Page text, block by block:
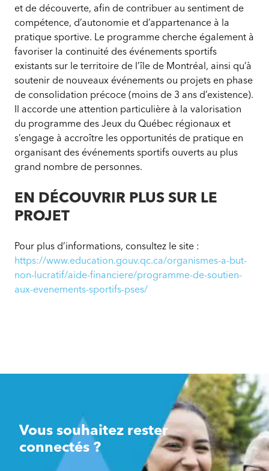
et de découverte, afin de contribuer au sentiment de
compétence, d’autonomie et d’appartenance à la
pratique sportive. Le programme cherche également à
favoriser la continuité des événements sportifs
existants sur le territoire de l’île de Montréal, ainsi qu’à
soutenir de nouveaux événements ou projets en phase
de consolidation précoce (moins de 3 ans d’existence).
Il accorde une attention particulière à la valorisation
du programme des Jeux du Québec régionaux et
s’engage à accroître les opportunités de pratique en
organisant des événements sportifs ouverts au plus
grand nombre de personnes.
EN DÉCOUVRIR PLUS SUR LE
PROJET
Pour plus d’informations, consultez le site :
https://www.education.gouv.qc.ca/organismes-a-but-
non-lucratif/aide-financiere/programme-de-soutien-
aux-evenements-sportifs-pses/
Vous souhaitez rester
connectés ?